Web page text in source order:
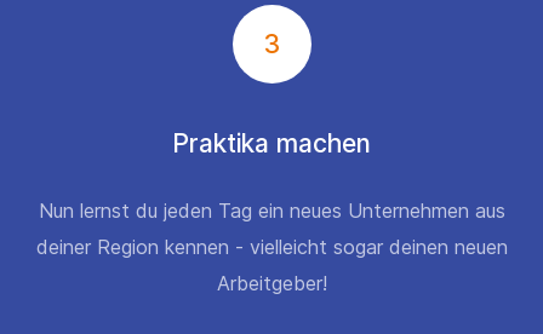
3
Praktika machen
Nun lernst du jeden Tag ein neues Unternehmen aus
deiner Region kennen - vielleicht sogar deinen neuen
Arbeitgeber!